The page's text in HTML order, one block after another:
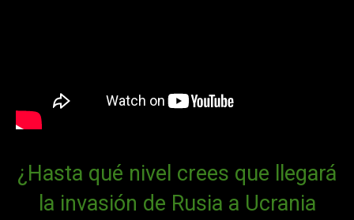
¿Hasta qué nivel crees que llegará
la invasión de Rusia a Ucrania